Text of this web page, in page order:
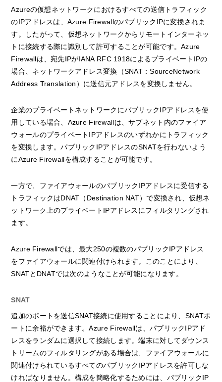
Azureの仮想ネットワークにおけるすべての送信トラフィック
のIPアドレスは、Azure FirewallのパブリックIPに変換されま
す。したがって、仮想ネットワークからリモートインターネッ
トに接続する際に識別して許可することが可能です。Azure
Firewallは、宛先IPがIANA RFC 1918によるプライベートIPの
場合、ネットワークアドレス変換（SNAT：SourceNetwork
Address Translation）に送信元アドレスを変換しません。
企業のプライベートネットワークにパブリックIPアドレスを使
用している場合、Azure Firewallは、サブネット内のファイア
ウォールのプライベートIPアドレスのいずれかにトラフィック
を変換します。パブリックIPアドレスのSNATを行わないよう
にAzure Firewallを構成することが可能です。
一方で、ファイアウォールのパブリックIPアドレスに受信する
トラフィックはDNAT（Destination NAT）で変換され、仮想ネ
ットワーク上のプライベートIPアドレスにフィルタリングされ
ます。
Azure Firewallでは、最大250の複数のパブリックIPアドレス
をファイアウォールに関連付けられます。このことにより、
SNATとDNATでは次のようなことが可能になります。
SNAT
追加のポートを送信SNAT接続に使用することにより、SNATポ
ートに余裕ができます。Azure Firewallは、パブリックIPアド
レスをランダムに選択して接続します。端末に対してダウンス
トリームのフィルタリングがある場合は、ファイアウォールに
関連付けられているすべてのパブリックIPアドレスを許可しな
ければなりません。構成を簡略化するためには、パブリックIP